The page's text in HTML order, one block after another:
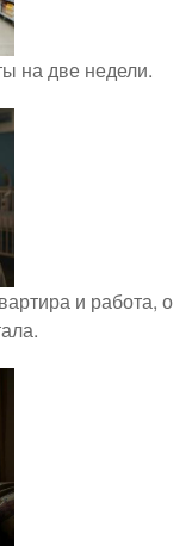
на две недели.
и работа, о